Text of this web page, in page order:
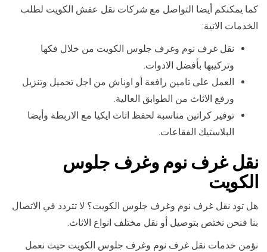
كما يمكنكم أيضا التواصل مع شركات نقل عفش الكويت لطلب
الخدمات الاتية:
نقل غرف نوم وغرف جلوس الكويت من خلال فكها
وتركيبها بأفضل الادوات.
العمل على تامين رافعة أو اوناش من اجل تحميل وتنزيل
ورفع الاثاث من الطوابق العالية.
توفير كراتين مناسبة لحفظ اثاث ايكيا مع الاربطة وأيضا
البلاستيك الفقاعات.
نقل غرف نوم وغرف جلوس
الكويت
هل تود نقل غرف نوم وغرف جلوس الكويت؟ لا تتردد في الاتصال
بنا فنحن نختص بتوصيل أو نقل مختلف انواع الاثاث.
نؤمن خدمات نقل غرف نوم وغرف جلوس الكويت حيث نعمل